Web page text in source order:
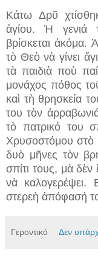
Κάτω Δρῦ
ἁγίου. Ἡ γενιά
βρίσκεται ἀκόμα.
τὸ Θεὸ νὰ γίνει
τὰ παιδιὰ ποὺ
μονάχος πόθος
καὶ τὴ θρησκεία
του τὸν
τὸ πατρικό του
Χρυσοστόμου στὸ
δυὸ μῆνες τὸν
σπίτι τους, μὰ
νὰ καλογερέψει.
στερεὴ ἀπόφασή
Γεροντικό Δεν